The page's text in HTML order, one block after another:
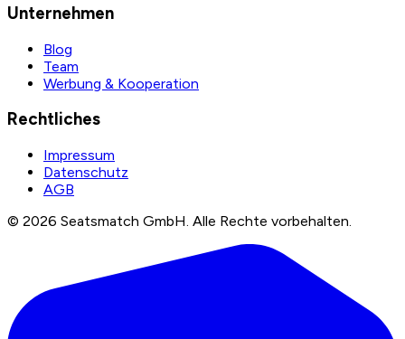
Unternehmen
Blog
Team
Werbung & Kooperation
Rechtliches
Impressum
Datenschutz
AGB
© 2026 Seatsmatch GmbH. Alle Rechte vorbehalten.